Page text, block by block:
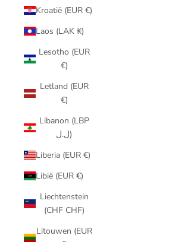
Kroatië (EUR €)
Laos (LAK ₭)
Lesotho (EUR
€)
Letland (EUR
€)
Libanon (LBP
ل.ل)
Liberia (EUR €)
Libië (EUR €)
Liechtenstein
(CHF CHF)
Litouwen (EUR